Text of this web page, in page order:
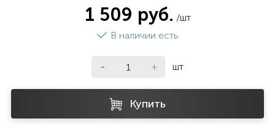
1 509 руб. /шт
В наличии есть
- + шт
Купить
Распил пиломатериалов
Ремонт инструмента